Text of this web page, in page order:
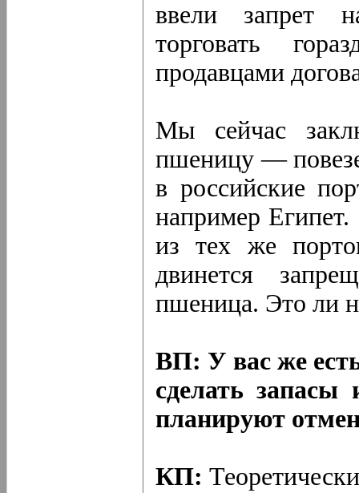
ввели запрет
торговать
продавцами
Мы сейчас
пшеницу —
в российские
например
из тех же
двинется
пшеница. Это ли
ВП: У вас же
сделать запасы
планируют
КП: